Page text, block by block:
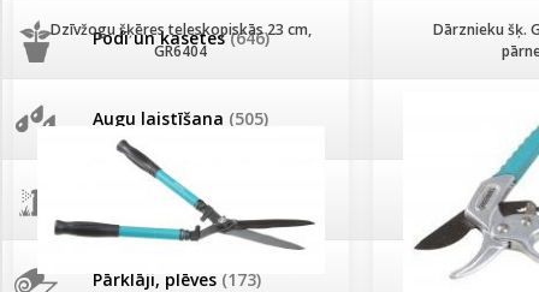
Podi un kasetes(646)
Augu laistīšana (505)
Augu smidzinātāji
Pārklāji, plēves (173)
Ūdens piemērotības noteikšana
Pievienojies braucienam uz
Turkmenistānu!
Tomātu sēklu katalogs
AKCIJAS komplekts -
frēze + mulčieris
MID MOWER +
IRRITEC
Dzīvžogu šķēres teleskopiskās 23 cm,
GR6404
Dārznieku šķ.